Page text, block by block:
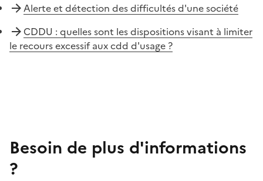
Alerte et détection des difficultés d'une société
CDDU : quelles sont les dispositions visant à limiter
le recours excessif aux cdd d'usage ?
Besoin de plus d'informations
?